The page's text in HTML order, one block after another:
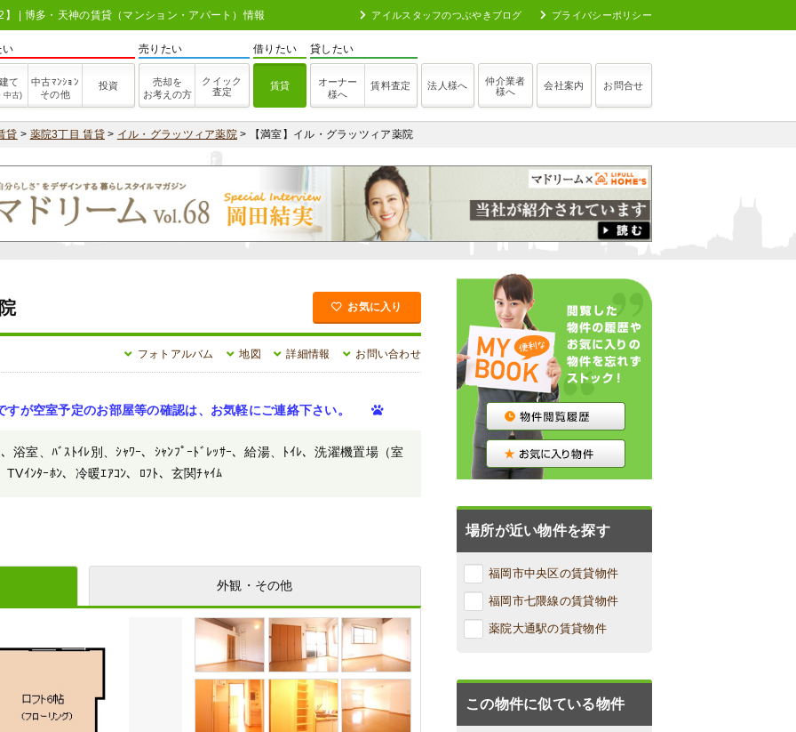
| 博多・天神の賃貸（マンション・アパート）情報 アイルスタッフのつぶやきブログ プライバシーポリシー
い
て
中古)
中古ﾏﾝｼｮﾝ
その他
投資
売りたい
売却を
お考えの方
クイック
査定
借りたい
賃貸
貸したい
オーナー
様へ
賃料査定 法人様へ
仲介業者
様へ
会社案内 お問合せ
貸 > 薬院3丁目 賃貸> イル・グラッツィア薬院 > 【満室】イル・グラッツィア薬院
お気に入り
フォトアルバム 地図 詳細情報 お問い合わせ
すが空室予定のお部屋等の確認は、お気軽にご連絡下さい。
浴室、ﾊﾞｽﾄｲﾚ別、ｼｬﾜｰ、ｼｬﾝﾌﾟｰﾄﾞﾚｯｻｰ、給湯、ﾄｲﾚ、洗濯機置場（室
ｲﾝﾀｰﾎﾝ、冷暖ｴｱｺﾝ、ﾛﾌﾄ、玄関ﾁｬｲﾑ
外観・その他
場所が近い物件を探す
福岡市中央区の賃貸物件
福岡市七隈線の賃貸物件
薬院大通駅の賃貸物件
この物件に似ている物件